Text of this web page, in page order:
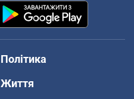
Політика
Життя